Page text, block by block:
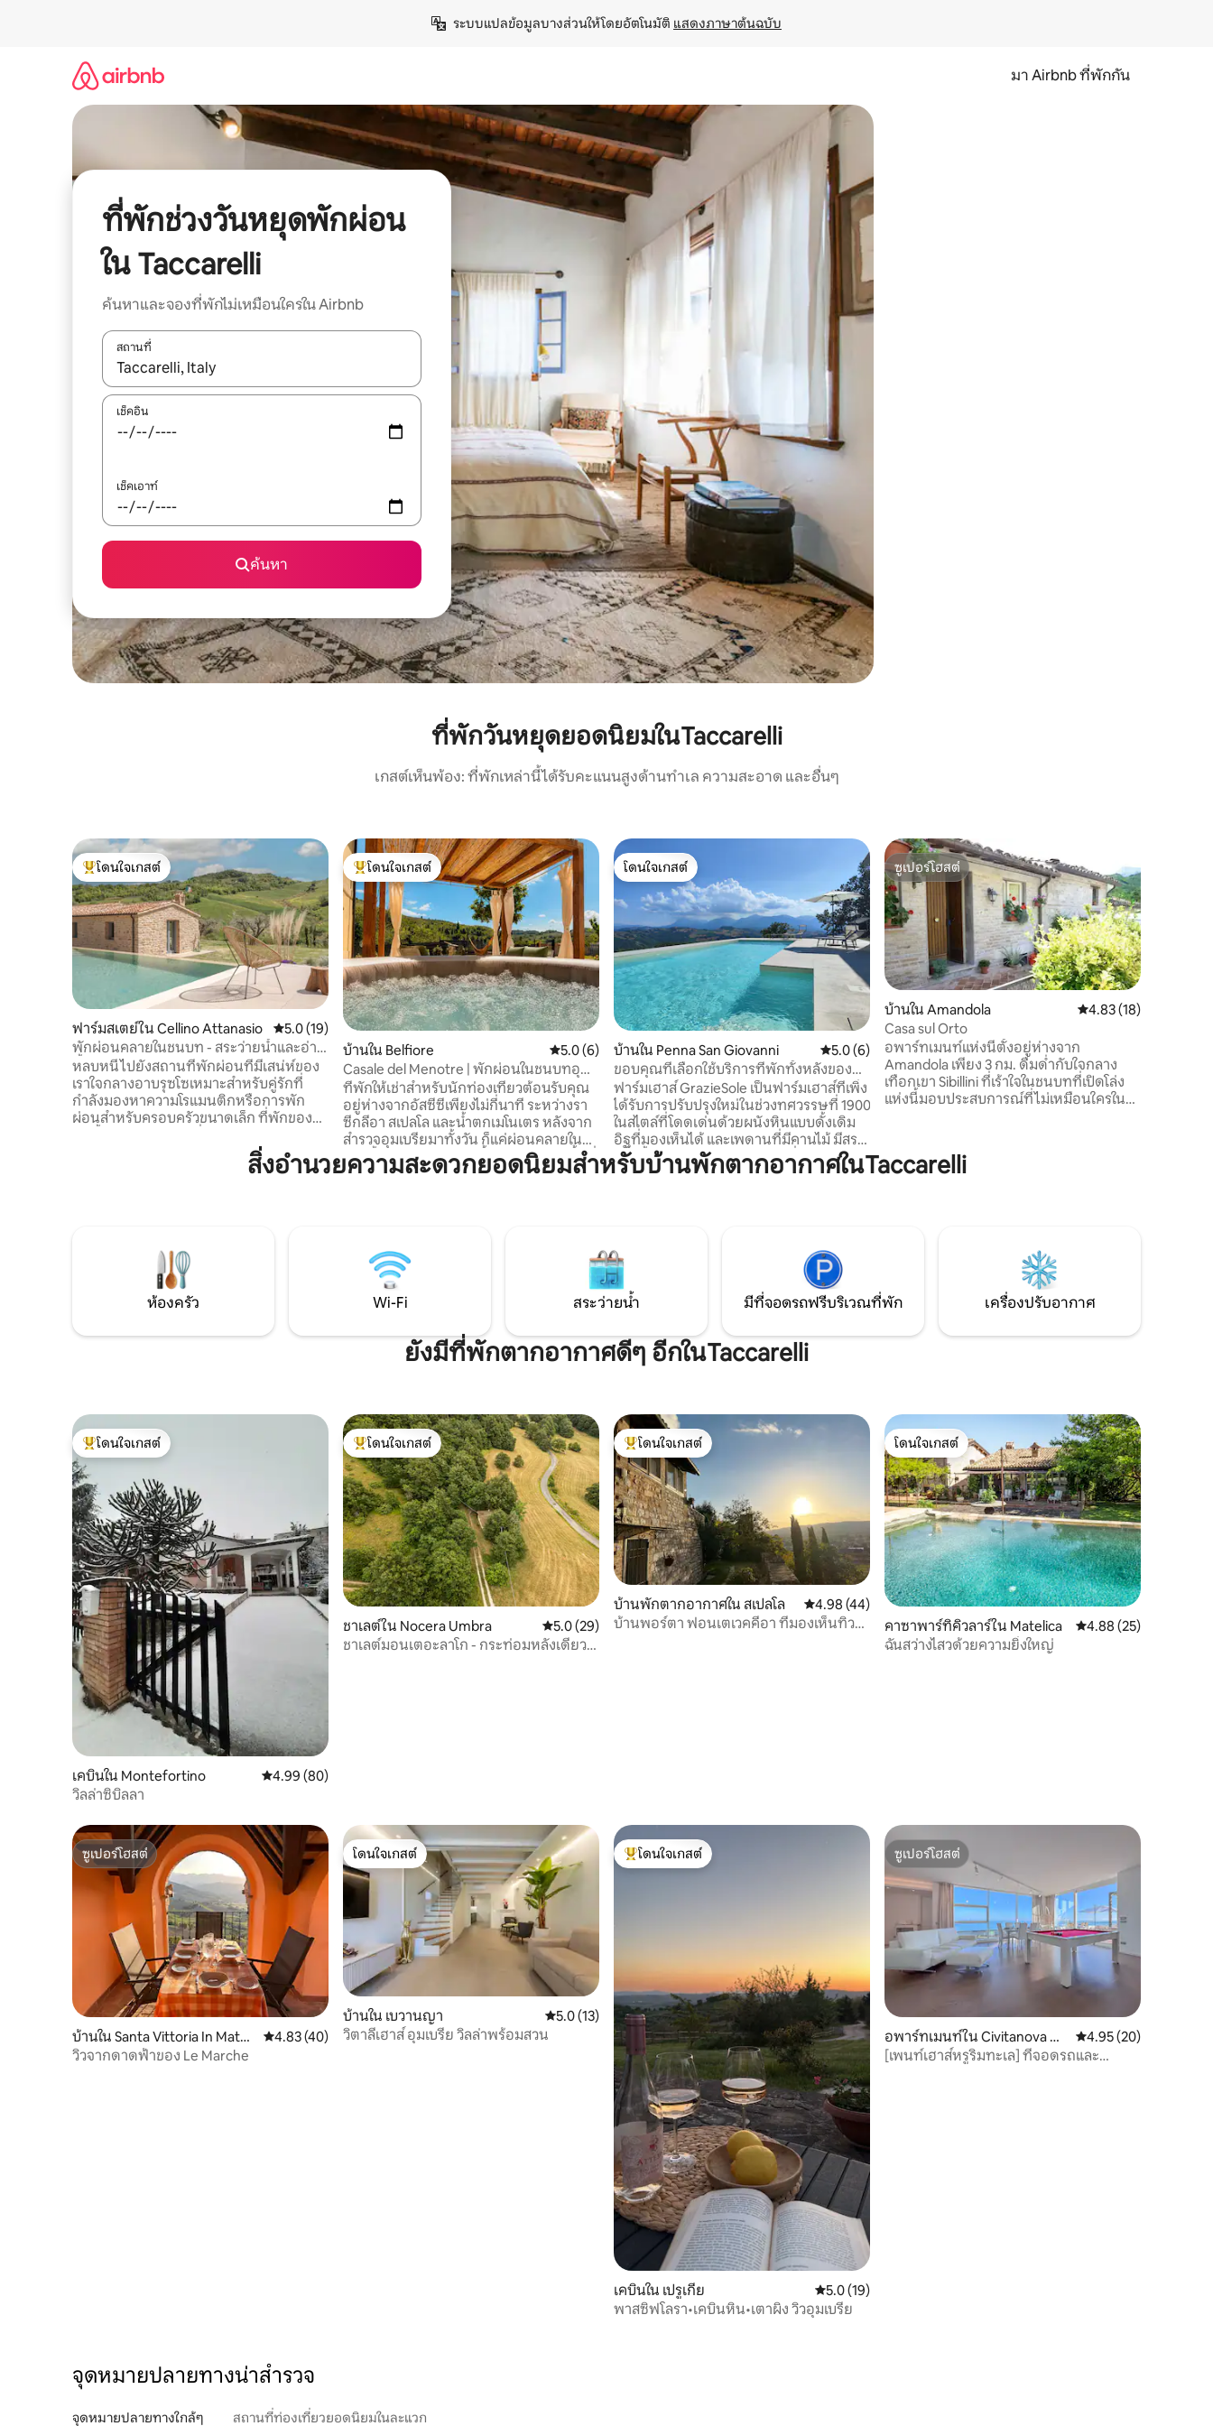
ระบบแปลข้อมูลบางส่วนให้โดยอัตโนมัติ แสดงภาษาต้นฉบับ
มา Airbnb ที่พักกัน
ที่พักช่วงวันหยุดพักผ่อน
ใน Taccarelli
ค้นหาและจองที่พักไม่เหมือนใครใน Airbnb
สถานที่
ใช้ลูกศรขึ้นลง หรือใช้การสัมผัสหรือปัด เพื่อสำรวจผลการค้นหา
เช็คอิน
เช็คเอาท์
ค้นหา
ที่พักวันหยุดยอดนิยมในTaccarelli
เกสต์เห็นพ้อง: ที่พักเหล่านี้ได้รับคะแนนสูงด้านทำเล ความสะอาด และอื่นๆ
โดนใจเกสต์ที่สุด
โดนใจเกสต์
ฟาร์มสเตย์ใน Cellino Attanasio คะแนนเฉลี่ย 5.0 จาก 5, 19 รีวิว
5.0 (19)
พักผ่อนคลายในชนบท - สระว่ายน้ำและอ่าง
น้ำร้อน
หลบหนีไปยังสถานที่พักผ่อนที่มีเสน่ห์ของ
เราใจกลางอาบรุซโซเหมาะสำหรับคู่รักที่
กำลังมองหาความโรแมนติกหรือการพัก
ผ่อนสำหรับครอบครัวขนาดเล็ก ที่พักของ
ทะเลและภูเขามีสภาพแวดล้อมทาง
ฟาร์มที่เป็นมิตรของเราไม่ว่าจะเป็นแพะไก่
เป็ดแมวและสุนัขที่น่ารักของเรา
โดนใจเกสต์ที่สุด
โดนใจเกสต์
บ้านใน Belfiore คะแนนเฉลี่ย 5.0 จาก 5, 6 รีวิว
5.0 (6)
Casale del Menotre | พักผ่อนในชนบทอุ
มเบรีย
ที่พักให้เช่าสำหรับนักท่องเที่ยวต้อนรับคุณ
อยู่ห่างจากอัสซีซีเพียงไม่กี่นาที ระหว่างรา
ซีกลีอา สเปลโล และน้ำตกเมโนเตร หลังจาก
สำรวจอุมเบรียมาทั้งวัน ก็แค่ผ่อนคลายใน
อ่างน้ำวน เปลญวน เก้าอี้อาบแดด และพื้นที่
บาร์บีคิวท่ามกลางธรรมชาติและความเงียบ
เที่ยวที่ไม่ใช่ผู้ประกอบการ โดยไม่มีบริการ
โดนใจเกสต์
โดนใจเกสต์
บ้านใน Penna San Giovanni คะแนนเฉลี่ย 5.0 จาก 5, 6 รีวิว
5.0 (6)
ขอบคุณที่เลือกใช้บริการที่พักทั้งหลังของ
Sole Agriturismo
ฟาร์มเฮาส์ GrazieSole เป็นฟาร์มเฮาส์ที่เพิ่ง
ได้รับการปรับปรุงใหม่ในช่วงทศวรรษที่ 1900
ในสไตล์ที่โดดเด่นด้วยผนังหินแบบดั้งเดิม
อิฐที่มองเห็นได้ และเพดานที่มีคานไม้ มีสระ
ว่ายน้ำขนาด 12 เมตรพร้อมวิวที่สวยงามและ
วิวพาโนรามากว้างขวางที่ทอดตัวจากเทือก
สงบ ล้อมรอบด้วยสวนและพื้นที่สีเขียวขนาด
ใหญ่
ซูเปอร์โฮสต์
ซูเปอร์โฮสต์
บ้านใน Amandola คะแนนเฉลี่ย 4.83 จาก
4.83 (18)
Casa sul Orto
อพาร์ทเมนท์แห่งนี้ตั้งอยู่ห่างจาก
Amandola เพียง 3 กม. ดื่มด่ำกับใจกลาง
เทือกเขา Sibillini ที่เร้าใจในชนบทที่เปิดโล่ง
แห่งนี้มอบประสบการณ์ที่ไม่เหมือนใครใน
ศูนย์กลาง ปรับปรุงใหม่และตกแต่งในสไตล์ที่
สิ่งอำนวยความสะดวกยอดนิยมสำหรับบ้านพักตากอากาศในTaccarelli
ห้องครัว Wi-Fi สระว่ายน้ำ มีที่จอดรถฟรีบริเวณที่พัก เครื่องปรับอากาศ
ยังมีที่พักตากอากาศดีๆ อีกในTaccarelli
โดนใจเกสต์ที่สุด
โดนใจเกสต์
เคบินใน Montefortino คะแนนเฉลี่ย 4.99 จาก 5, 80 รีวิว
4.99 (80)
วิลล่าซิบิลลา
โดนใจเกสต์ที่สุด
โดนใจเกสต์
ชาเลต์ใน Nocera Umbra คะแนนเฉลี่ย 5.0 จาก 5, 29 รีวิว
5.0 (29)
ชาเลต์มอนเตอะลาโก - กระท่อมหลังเดียว
โดนใจเกสต์ที่สุด
โดนใจเกสต์
บ้านพักตากอากาศใน สเปลโล คะแนนเฉลี่ย 4.98 จาก 5, 44 รีวิว
4.98 (44)
บ้านพอร์ตา ฟอนเตเวคคีอา ที่มองเห็นทิวท์
โดนใจเกสต์
โดนใจเกสต์
คาซาพาร์ทิคิวลาร์ใน Matelica คะแนนเฉลี่ย 4.88 จาก
4.88 (25)
ฉันสว่างไสวด้วยความยิ่งใหญ่
ซูเปอร์โฮสต์
ซูเปอร์โฮสต์
บ้านใน Santa Vittoria In Maten
ano
คะแนนเฉลี่ย 4.83 จาก 5, 40 รีวิว
4.83 (40)
วิวจากดาดฟ้าของ Le Marche
โดนใจเกสต์
โดนใจเกสต์
บ้านใน เบวานญา คะแนนเฉลี่ย 5.0 จาก 5, 13 รีวิว
5.0 (13)
วิตาลีเฮาส์ อุมเบรีย วิลล่าพร้อมสวน
โดนใจเกสต์ที่สุด
โดนใจเกสต์
เคบินใน เปรูเกีย คะแนนเฉลี่ย 5.0 จาก 5, 19 รีวิว
5.0 (19)
พาสซิฟโลรา•เคบินหิน•เตาผิง วิวอุมเบรีย
ซูเปอร์โฮสต์
ซูเปอร์โฮสต์
อพาร์ทเมนท์ใน Civitanova Ma
rche
คะแนนเฉลี่ย 4.95 จาก
4.95 (20)
[เพนท์เฮาส์หรูริมทะเล] ที่จอดรถและ
จุดหมายปลายทางน่าสำรวจ
จุดหมายปลายทางใกล้ๆ สถานที่ท่องเที่ยวยอดนิยมในละแวก